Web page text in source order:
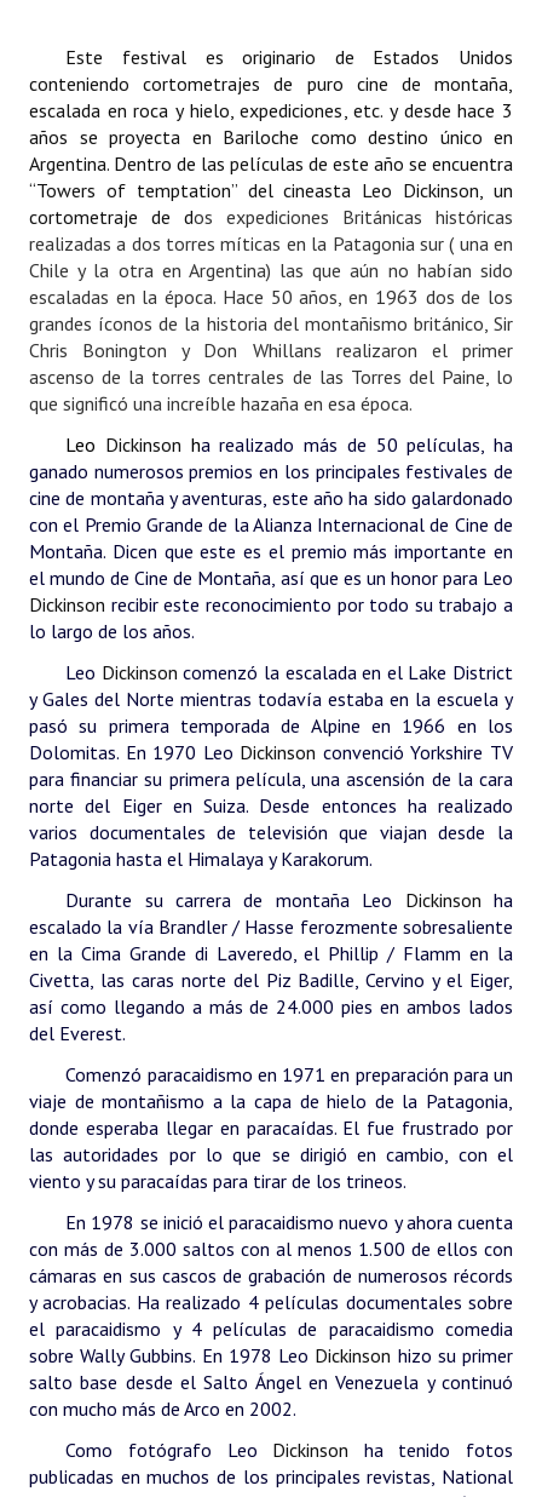
Ejecución Presupuestaria
Actas de Audiencias Públicas
NORMATIVA
Comunicaciones
Declaraciones
Resoluciones
Resoluciones de Presidencia
Antiguos Pobladores
Noticias Destacadas
Registros y Distinciones
Datos Históricos
Premio al Mérito - Registro
Audiencias Públicas - Registro
Mujeres que Dejaron Huellas - Registro
Periodistas Decanos - Registro
Banca del Vecino - Registro
Huéspedes de Honor - Registro
Antiguos Pobladores - Registro
Reconocimientos - Registro
Bariloche, Municipio intercultural
Entrega de distinciones
REFORMA DE LA CARTA ORGÁNICA
Este festival es originario de Estados Unidos
conteniendo cortometrajes de puro cine de montaña,
escalada en roca y hielo, expediciones, etc. y desde hace 3
años se proyecta en Bariloche como destino único en
Argentina. Dentro de las películas de este año se encuentra
“Towers of temptation” del cineasta Leo Dickinson, un
cortometraje de dos expediciones Británicas históricas
realizadas a dos torres míticas en la Patagonia sur ( una en
Chile y la otra en Argentina) las que aún no habían sido
escaladas en la época. Hace 50 años, en 1963 dos de los
grandes íconos de la historia del montañismo británico, Sir
Chris Bonington y Don Whillans realizaron el primer
ascenso de la torres centrales de las Torres del Paine, lo
que significó una increíble hazaña en esa época.
Leo Dickinson ha realizado más de 50 películas, ha
ganado numerosos premios en los principales festivales de
cine de montaña y aventuras, este año ha sido galardonado
con el Premio Grande de la Alianza Internacional de Cine de
Montaña. Dicen que este es el premio más importante en
el mundo de Cine de Montaña, así que es un honor para Leo
Dickinson recibir este reconocimiento por todo su trabajo a
lo largo de los años.
Leo Dickinson comenzó la escalada en el Lake District
y Gales del Norte mientras todavía estaba en la escuela y
pasó su primera temporada de Alpine en 1966 en los
Dolomitas. En 1970 Leo Dickinson convenció Yorkshire TV
para financiar su primera película, una ascensión de la cara
norte del Eiger en Suiza. Desde entonces ha realizado
varios documentales de televisión que viajan desde la
Patagonia hasta el Himalaya y Karakorum.
Durante su carrera de montaña Leo Dickinson ha
escalado la vía Brandler / Hasse ferozmente sobresaliente
en la Cima Grande di Laveredo, el Phillip / Flamm en la
Civetta, las caras norte del Piz Badille, Cervino y el Eiger,
así como llegando a más de 24.000 pies en ambos lados
del Everest.
Comenzó paracaidismo en 1971 en preparación para un
viaje de montañismo a la capa de hielo de la Patagonia,
donde esperaba llegar en paracaídas. El fue frustrado por
las autoridades por lo que se dirigió en cambio, con el
viento y su paracaídas para tirar de los trineos.
En 1978 se inició el paracaidismo nuevo y ahora cuenta
con más de 3.000 saltos con al menos 1.500 de ellos con
cámaras en sus cascos de grabación de numerosos récords
y acrobacias. Ha realizado 4 películas documentales sobre
el paracaidismo y 4 películas de paracaidismo comedia
sobre Wally Gubbins. En 1978 Leo Dickinson hizo su primer
salto base desde el Salto Ángel en Venezuela y continuó
con mucho más de Arco en 2002.
Como fotógrafo Leo Dickinson ha tenido fotos
publicadas en muchos de los principales revistas, National